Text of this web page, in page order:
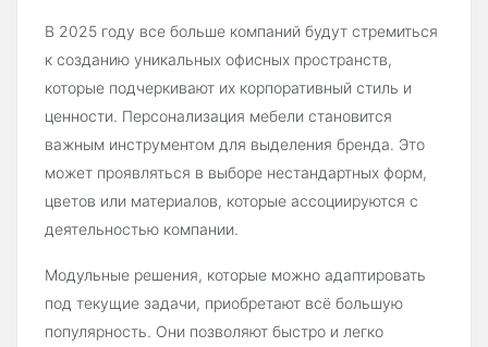
В 2025 году все больше компаний будут стремиться
к созданию уникальных офисных пространств,
которые подчеркивают их корпоративный стиль и
ценности. Персонализация мебели становится
важным инструментом для выделения бренда. Это
может проявляться в выборе нестандартных форм,
цветов или материалов, которые ассоциируются с
деятельностью компании.
Модульные решения, которые можно адаптировать
под текущие задачи, приобретают всё большую
популярность. Они позволяют быстро и легко